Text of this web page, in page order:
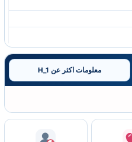
معلومات اكثر عن H_1